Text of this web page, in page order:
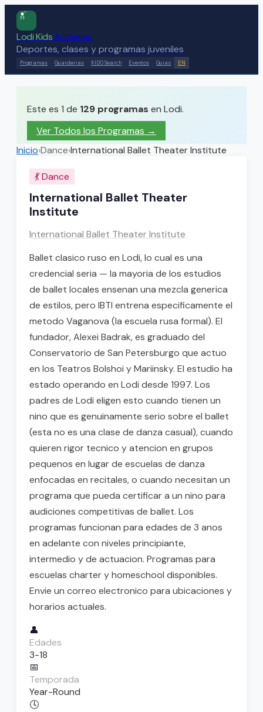
Lodi KidsActivities
Deportes, clases y programas juveniles
Programas Guarderias KIDO Search Eventos Guias EN
Este es 1 de 129 programas en Lodi.
Ver Todos los Programas →
Inicio›Dance›International Ballet Theater Institute
💃Dance
International Ballet Theater
Institute
International Ballet Theater Institute
Ballet clasico ruso en Lodi, lo cual es una
credencial seria — la mayoria de los estudios
de ballet locales ensenan una mezcla generica
de estilos, pero IBTI entrena especificamente el
metodo Vaganova (la escuela rusa formal). El
fundador, Alexei Badrak, es graduado del
Conservatorio de San Petersburgo que actuo
en los Teatros Bolshoi y Mariinsky. El estudio ha
estado operando en Lodi desde 1997. Los
padres de Lodi eligen esto cuando tienen un
nino que es genuinamente serio sobre el ballet
(esta no es una clase de danza casual), cuando
quieren rigor tecnico y atencion en grupos
pequenos en lugar de escuelas de danza
enfocadas en recitales, o cuando necesitan un
programa que pueda certificar a un nino para
audiciones competitivas de ballet. Los
programas funcionan para edades de 3 anos
en adelante con niveles principiante,
intermedio y de actuacion. Programas para
escuelas charter y homeschool disponibles.
Envie un correo electronico para ubicaciones y
horarios actuales.
👤
Edades
3-18
📅
Temporada
Year-Round
🕓